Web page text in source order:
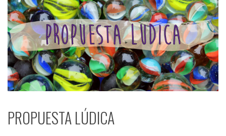
PROPUESTA LÚDICA